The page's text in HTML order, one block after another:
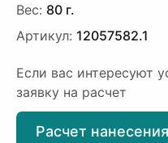
Вес: 80 г.
Артикул: 12057582.1
Если вас интересуют
заявку на расчет
Расчет нанесения